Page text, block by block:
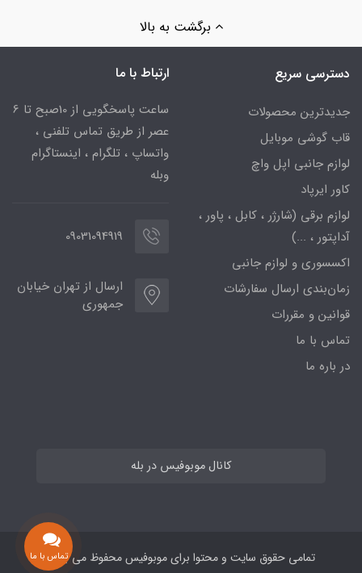
برگشت به بالا
دسترسی سریع
جدیدترین محصولات
قاب گوشی موبایل
لوازم جانبی اپل واچ
کاور ایرپاد
لوازم برقی (شارژر ، کابل ، پاور ،
آداپتور ، ...)
اکسسوری و لوازم جانبی
زمان‌بندی ارسال سفارشات
قوانین و مقررات
تماس با ما
در باره ما
ارتباط با ما
ساعت پاسخگویی از 10صبح تا 6
عصر از طریق تماس تلفنی ،
واتساپ ، تلگرام ، اینستاگرام
وبله
09031094919
ارسال از تهران خیابان
جمهوری
کانال موبوفیس در بله
تمامی حقوق سایت و محتوا برای موبوفیس محفوظ می باشد